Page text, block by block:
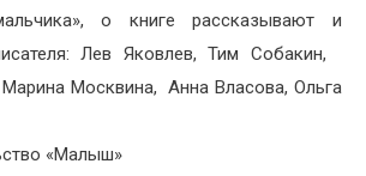
о книге рассказывают и
Лев Яковлев, Тим Собакин,
Москвина, Анна Власова, Ольга
«Малыш»